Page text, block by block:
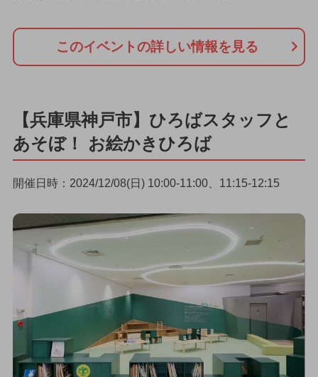
このイベントの詳しい情報を見る
【兵庫県神戸市】ひろばスタッフと
あそぼ！ お絵かきひろば
開催日時：2024/12/08(日) 10:00-11:00、11:15-12:15